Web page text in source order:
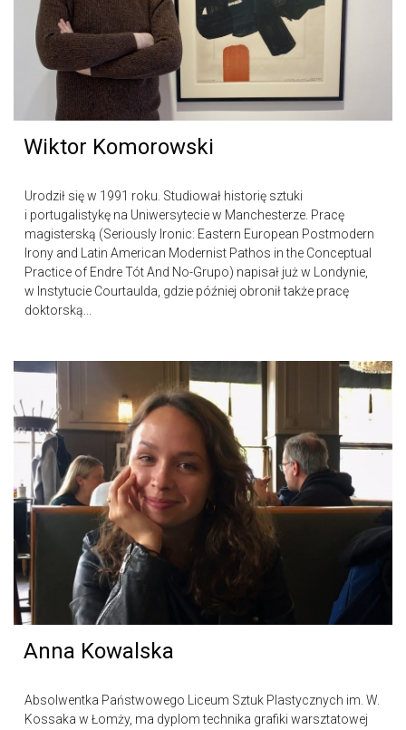
Wiktor Komorowski
Urodził się w 1991 roku. Studiował historię sztuki
i portugalistykę na Uniwersytecie w Manchesterze. Pracę
magisterską (Seriously Ironic: Eastern European Postmodern
Irony and Latin American Modernist Pathos in the Conceptual
Practice of Endre Tót And No-Grupo) napisał już w Londynie,
w Instytucie Courtaulda, gdzie później obronił także pracę
doktorską...
Anna Kowalska
Absolwentka Państwowego Liceum Sztuk Plastycznych im. W.
Kossaka w Łomży, ma dyplom technika grafiki warsztatowej